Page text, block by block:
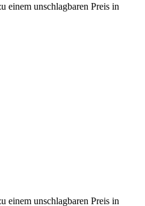
einem unschlagbaren Preis in
einem unschlagbaren Preis in